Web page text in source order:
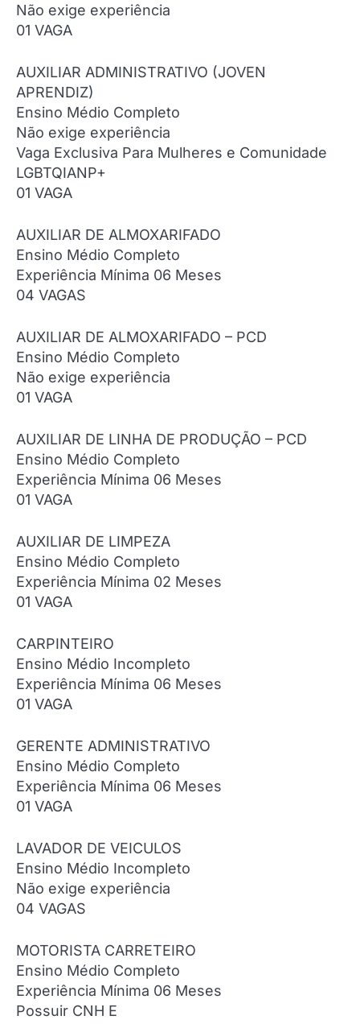
Não exige experiência
01 VAGA
AUXILIAR ADMINISTRATIVO (JOVEN
APRENDIZ)
Ensino Médio Completo
Não exige experiência
Vaga Exclusiva Para Mulheres e Comunidade
LGBTQIANP+
01 VAGA
AUXILIAR DE ALMOXARIFADO
Ensino Médio Completo
Experiência Mínima 06 Meses
04 VAGAS
AUXILIAR DE ALMOXARIFADO – PCD
Ensino Médio Completo
Não exige experiência
01 VAGA
AUXILIAR DE LINHA DE PRODUÇÃO – PCD
Ensino Médio Completo
Experiência Mínima 06 Meses
01 VAGA
AUXILIAR DE LIMPEZA
Ensino Médio Completo
Experiência Mínima 02 Meses
01 VAGA
CARPINTEIRO
Ensino Médio Incompleto
Experiência Mínima 06 Meses
01 VAGA
GERENTE ADMINISTRATIVO
Ensino Médio Completo
Experiência Mínima 06 Meses
01 VAGA
LAVADOR DE VEICULOS
Ensino Médio Incompleto
Não exige experiência
04 VAGAS
MOTORISTA CARRETEIRO
Ensino Médio Completo
Experiência Mínima 06 Meses
Possuir CNH E